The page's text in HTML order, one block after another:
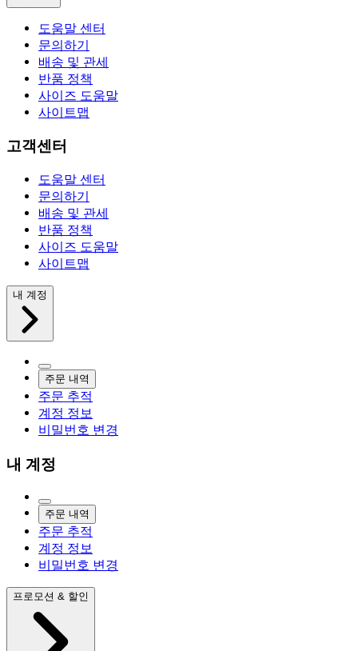
도움말 센터
문의하기
배송 및 관세
반품 정책
사이즈 도움말
사이트맵
고객센터
도움말 센터
문의하기
배송 및 관세
반품 정책
사이즈 도움말
사이트맵
내 계정
주문 내역
주문 추적
계정 정보
비밀번호 변경
내 계정
주문 내역
주문 추적
계정 정보
비밀번호 변경
프로모션 & 할인